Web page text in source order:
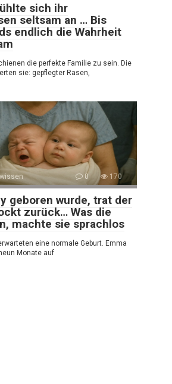
sich ihr
seltsam an … Bis
endlich die Wahrheit
die perfekte Familie zu sein. Die
sie: gepflegter Rasen,
0 170
geboren wurde, trat der
zurück… Was die
machte sie sprachlos
eine normale Geburt. Emma
Monate auf